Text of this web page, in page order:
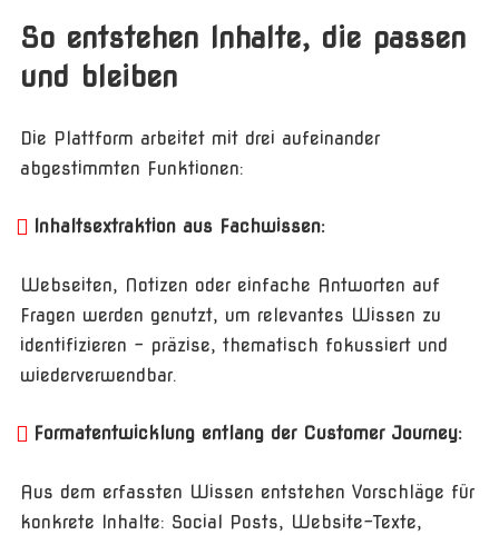
So entstehen Inhalte, die passen
und bleiben
Die Plattform arbeitet mit drei aufeinander
abgestimmten Funktionen:
Inhaltsextraktion aus Fachwissen:
Webseiten, Notizen oder einfache Antworten auf
Fragen werden genutzt, um relevantes Wissen zu
identifizieren – präzise, thematisch fokussiert und
wiederverwendbar.
Formatentwicklung entlang der Customer Journey:
Aus dem erfassten Wissen entstehen Vorschläge für
konkrete Inhalte: Social Posts, Website-Texte,